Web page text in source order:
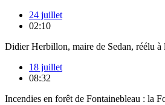
24 juillet
02:10
Didier Herbillon, maire de Sedan, réélu à
18 juillet
08:32
Incendies en forêt de Fontainebleau : la